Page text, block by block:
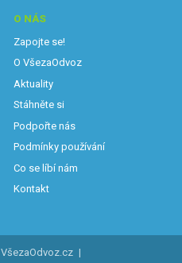
O NÁS
Zapojte se!
O VšezaOdvoz
Aktuality
Stáhněte si
Podpořte nás
Podmínky používání
Co se líbí nám
Kontakt
VšezaOdvoz.cz |